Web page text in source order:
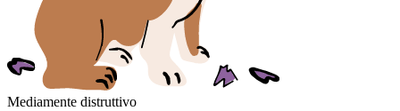
Mediamente distruttivo